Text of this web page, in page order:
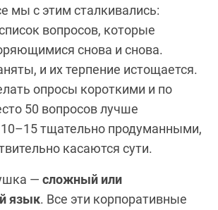
мы с этим сталкивались:
вопросов, которые
снова и снова.
и их терпение истощается.
опросы короткими и по
50 вопросов лучше
10–15 тщательно продуманными,
касаются сути.
— сложный или
язык. Все эти корпоративные